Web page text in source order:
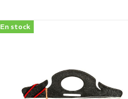
En stock